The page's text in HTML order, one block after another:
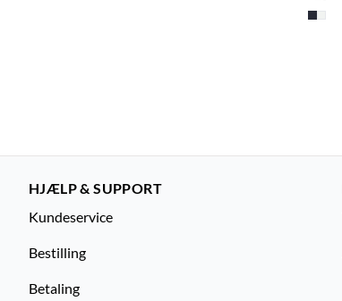
HJÆLP & SUPPORT
Kundeservice
Bestilling
Betaling